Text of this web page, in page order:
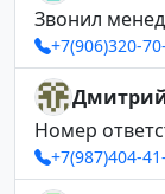
Звонил
+7(906)320-
Номер
+7(987)404-